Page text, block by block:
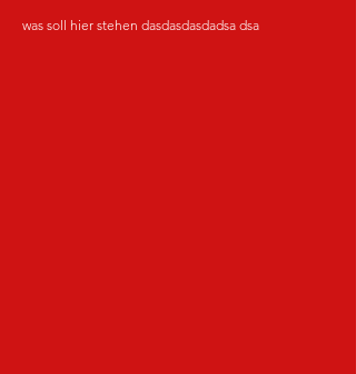
was soll hier stehen dasdasdasdadsa dsa